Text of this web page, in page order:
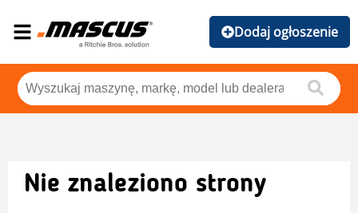
Dodaj ogłoszenie
Nie znaleziono strony